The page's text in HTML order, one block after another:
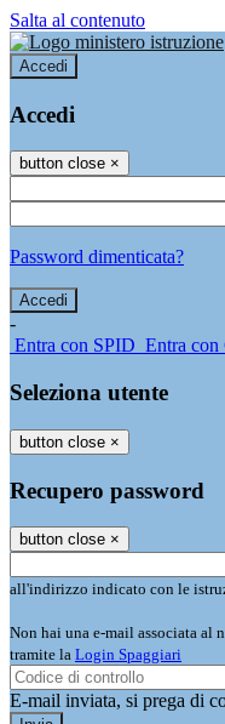
Salta al contenuto
Accedi
Accedi
button close ×
Password dimenticata?
-
Entra con SPID Entra con
Seleziona utente
button close ×
Recupero password
button close ×
all'indirizzo indicato con le
Non hai una e-mail associata al
tramite la Login Spaggiari
E-mail inviata, si prega di